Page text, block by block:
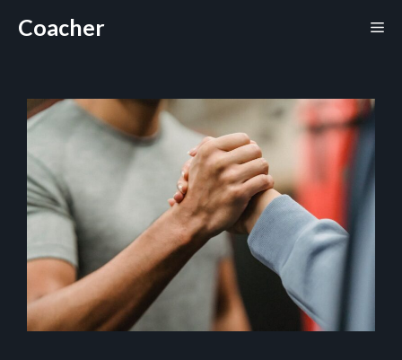
Coacher